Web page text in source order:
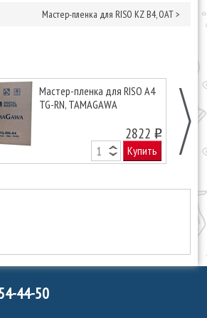
Мастер-пленка для RISO KZ B4, OAT>
Мастер-пленка для RISO A4
TG-RN, TAMAGAWA
2822 o
Купить
44-50